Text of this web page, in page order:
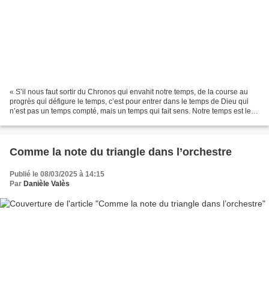
« S’il nous faut sortir du Chronos qui envahit notre temps, de la course au
progrès qui défigure le temps, c’est pour entrer dans le temps de Dieu qui
n’est pas un temps compté, mais un temps qui fait sens. Notre temps est le
Comme la note du triangle dans l’orchestre
Publié le 08/03/2025 à 14:15
Par Danièle Valès